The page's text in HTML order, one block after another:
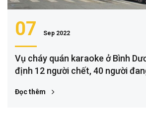
07 Sep 2022
Vụ cháy quán karaoke ở Bình
định 12 người chết, 40 người
Đọc thêm